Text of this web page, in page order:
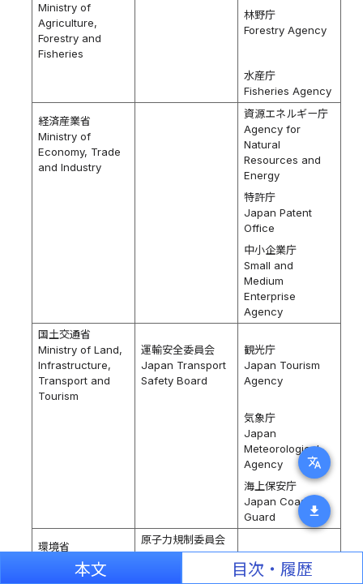
translate
download
Ministry of
Agriculture,
Forestry and
Fisheries
林野庁
Forestry Agency
水産庁
Fisheries Agency
経済産業省
Ministry of
Economy, Trade
and Industry
資源エネルギー庁
Agency for
Natural
Resources and
Energy
特許庁
Japan Patent
Office
中小企業庁
Small and
Medium
Enterprise
Agency
国土交通省
Ministry of Land,
Infrastructure,
Transport and
Tourism
運輸安全委員会
Japan Transport
Safety Board
観光庁
Japan Tourism
Agency
気象庁
Japan
Meteorological
Agency
海上保安庁
Japan Coast
Guard
環境省
Ministry of the
Environment
原子力規制委員会
Nuclear
本文 目次・履歴